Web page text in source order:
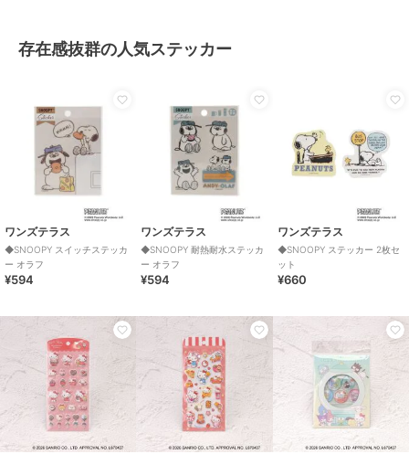
存在感抜群の人気ステッカー
ワンズテラス
◆SNOOPY スイッチステッカ
ー オラフ
¥594
ワンズテラス
◆SNOOPY 耐熱耐水ステッカ
ー オラフ
¥594
ワンズテラス
◆SNOOPY ステッカー 2枚セ
ット
¥660